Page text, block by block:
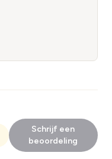
Schrijf een
beoordeling